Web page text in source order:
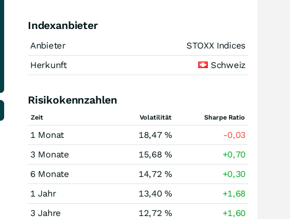
Indexanbieter
Anbieter
STOXX Indices
Herkunft
Schweiz
Risikokennzahlen
Zeit Volatilität Sharpe Ratio
1 Monat 18,47 %
-0,03
3 Monate
15,68 %
+0,70
6 Monate
14,72 %
+0,30
1 Jahr
13,40 %
+1,68
3 Jahre
12,72 %
+1,60